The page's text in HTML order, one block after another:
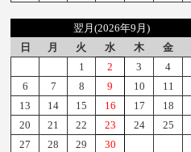
翌月(2026年9月)
日
月 火 水 木 金
1
2 3 4
6
7 8 9 10 11
13
14 15 16 17 18
20
21 22 23 24 25
27
28 29
30